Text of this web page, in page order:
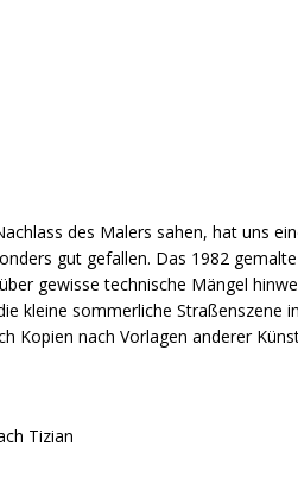
des Malers sahen, hat uns
gut gefallen. Das 1982
gewisse technische Mängel
kleine sommerliche Straßenszene
Kopien nach Vorlagen anderer
Tizian